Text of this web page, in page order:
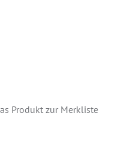
Produkt zur Merkliste